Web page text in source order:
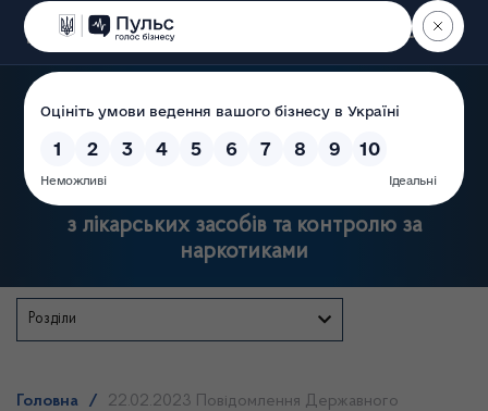
Пошук
Державна служба України
з лікарських засобів та контролю за
наркотиками
Розділи
Головна /
22.02.2023 Повідомлення Державного